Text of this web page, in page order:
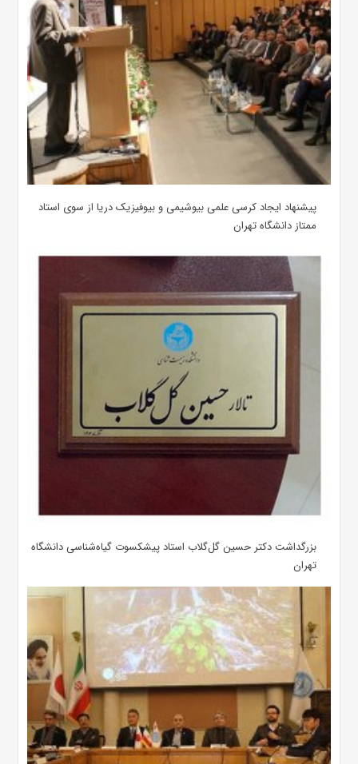
پیشنهاد ایجاد کرسی علمی بیوشیمی و بیوفیزیک دریا از سوی استاد
ممتاز دانشگاه تهران
بزرگداشت دکتر حسین گل‌گلاب استاد پیشکسوت گیاه‌شناسی دانشگاه
تهران